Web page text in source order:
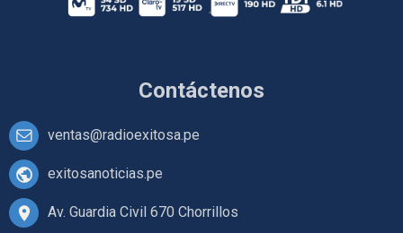
Contáctenos
ventas@radioexitosa.pe
exitosanoticias.pe
Av. Guardia Civil 670 Chorrillos